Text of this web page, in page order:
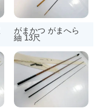
がまかつ がまへら
紬 13尺